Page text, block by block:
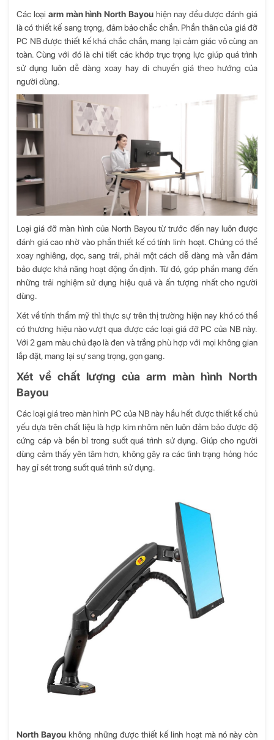
Các loại arm màn hình North Bayou hiện nay đều được đánh giá
là có thiết kế sang trọng, đảm bảo chắc chắn. Phần thân của giá đỡ
PC NB được thiết kế khá chắc chắn, mang lại cảm giác vô cùng an
toàn. Cùng với đó là chi tiết các khớp trục trọng lực giúp quá trình
sử dụng luôn dễ dàng xoay hay di chuyển giá theo hướng của
người dùng.
Loại giá đỡ màn hình của North Bayou từ trước đến nay luôn được
đánh giá cao nhờ vào phần thiết kế có tính linh hoạt. Chúng có thể
xoay nghiêng, dọc, sang trái, phải một cách dễ dàng mà vẫn đảm
bảo được khả năng hoạt động ổn định. Từ đó, góp phần mang đến
những trải nghiệm sử dụng hiệu quả và ấn tượng nhất cho người
dùng.
Xét về tính thẩm mỹ thì thực sự trên thị trường hiện nay khó có thể
có thương hiệu nào vượt qua được các loại giá đỡ PC của NB này.
Với 2 gam màu chủ đạo là đen và trắng phù hợp với mọi không gian
lắp đặt, mang lại sự sang trọng, gọn gang.
Xét về chất lượng của arm màn hình North
Bayou
Các loại giá treo màn hình PC của NB này hầu hết được thiết kế chủ
yếu dựa trên chất liệu là hợp kim nhôm nên luôn đảm bảo được độ
cứng cáp và bền bỉ trong suốt quá trình sử dụng. Giúp cho người
dùng cảm thấy yên tâm hơn, không gây ra các tình trạng hỏng hóc
hay gỉ sét trong suốt quá trình sử dụng.
North Bayou không những được thiết kế linh hoạt mà nó này còn